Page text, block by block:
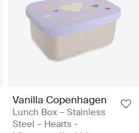
Vanilla Copenhagen
Lunch Box – Stainless
Steel – Hearts -